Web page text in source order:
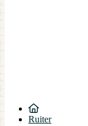
Ruiter